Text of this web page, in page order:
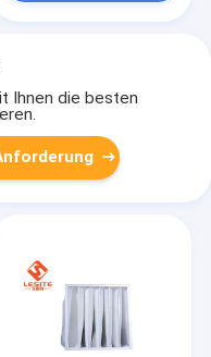
Ihnen die besten